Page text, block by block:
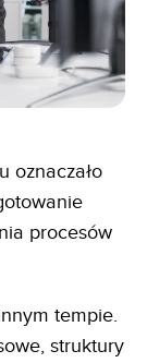
oznaczało
procesów
tempie.
struktury